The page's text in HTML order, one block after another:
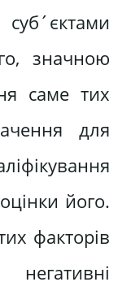
значною
саме тих
для
його.
факторів